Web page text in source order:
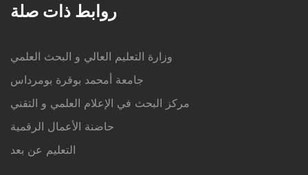
روابط ذات صلة
وزارة التعليم العالي و البحث العلمي
جامعة أمحمد بوقرة بومرداس
مركز البحث في الإعلام العلمي و التقني
حاضنة الأعمال الرقمية
التعليم عن بعد